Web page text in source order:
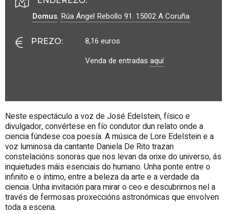
Domus. Rúa Ángel Rebollo 91. 15002A Coruña
PREZO:
8,16 euros
Venda de entradas aquí
Neste espectáculo a voz de José Edelstein, físico e
divulgador, convértese en fío condutor dun relato onde a
ciencia fúndese coa poesía. A música de Lore Edelstein e a
voz luminosa da cantante Daniela De Rito trazan
constelacións sonoras que nos levan da orixe do universo, ás
inquietudes máis esenciais do humano. Unha ponte entre o
infinito e o íntimo, entre a beleza da arte e a verdade da
ciencia. Unha invitación para mirar o ceo e descubrirnos nel a
través de fermosas proxeccións astronómicas que envolven
toda a escena.